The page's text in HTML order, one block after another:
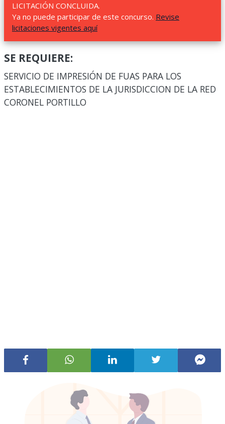
LICITACIÓN CONCLUIDA.
Ya no puede participar de este concurso. Revise
licitaciones vigentes aquí
SE REQUIERE:
SERVICIO DE IMPRESIÓN DE FUAS PARA LOS
ESTABLECIMIENTOS DE LA JURISDICCION DE LA RED
CORONEL PORTILLO